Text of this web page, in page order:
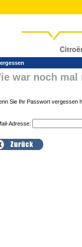
war noch mal
Sie Ihr Passwort vergessen
Adresse: